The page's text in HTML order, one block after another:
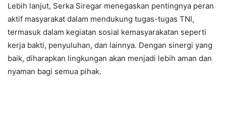
Lebih lanjut, Serka Siregar menegaskan pentingnya peran
aktif masyarakat dalam mendukung tugas-tugas TNI,
termasuk dalam kegiatan sosial kemasyarakatan seperti
kerja bakti, penyuluhan, dan lainnya. Dengan sinergi yang
baik, diharapkan lingkungan akan menjadi lebih aman dan
nyaman bagi semua pihak.